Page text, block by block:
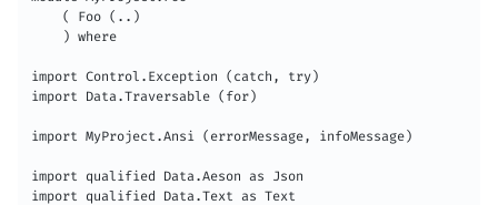
    ( Foo (..)
    ) where
import Control.Exception (catch, try)
import Data.Traversable (for)
import MyProject.Ansi (errorMessage, infoMessage)
import qualified Data.Aeson as Json
import qualified Data.Text as Text